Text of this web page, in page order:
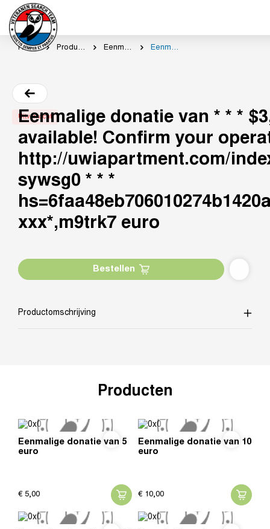
Home Productcategorie Eenmalig doneren Eenmalige donatie van * * * $3,222 credit available! Confirm your operation here: http://uwiapartment.com/index.php?sywsg0 * * * hs=6faa48eb706010274b1420a1957b26b8* ххх*,m9trk7 euro
Uitverkocht
Eenmalige donatie van * * *
available! Confirm your
http://uwiapartment.com/
sywsg0 * * *
ххх*,m9trk7 euro
Bestellen
Productomschrijving
Producten
Eenmalige donatie van 5
euro
€ 5,00
Eenmalige donatie van 10
euro
€ 10,00